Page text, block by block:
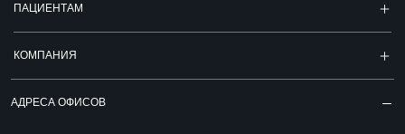
ПАЦИЕНТАМ
КОМПАНИЯ
АДРЕСА ОФИСОВ